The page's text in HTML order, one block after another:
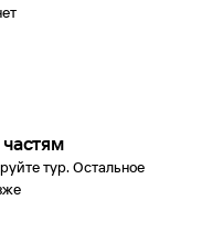
тур. Остальное